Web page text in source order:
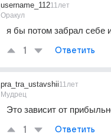
username_112
Оракул
11лет
я бы потом забрал себе
1 Ответить
pra_tra_ustavshii
Мудрец
11лет
Это зависит от
1 Ответить